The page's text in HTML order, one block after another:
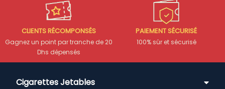
CLIENTS RÉCOMPONSÉS
Gagnez un point par tranche de 20
Dhs dépensés
PAIEMENT SÉCURISÉ
100% sûr et sécurisé
Cigarettes Jetables